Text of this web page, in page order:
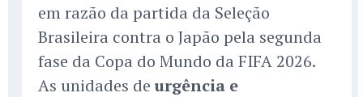
em razão da partida da Seleção
Brasileira contra o Japão pela segunda
fase da Copa do Mundo da FIFA 2026.
As unidades de urgência e